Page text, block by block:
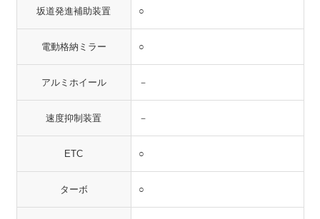
坂道発進補助装置 ○
電動格納ミラー ○
アルミホイール －
速度抑制装置 －
ETC ○
ターボ ○